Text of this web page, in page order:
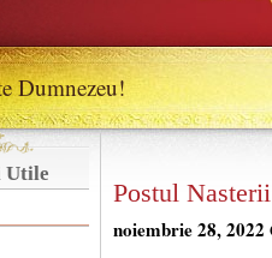
Dumnezeu!
Postul
noiembrie 28, 2022